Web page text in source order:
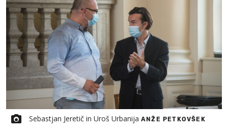
Sebastjan Jeretič in Uroš Urbanija ANŽE PETKOVŠEK